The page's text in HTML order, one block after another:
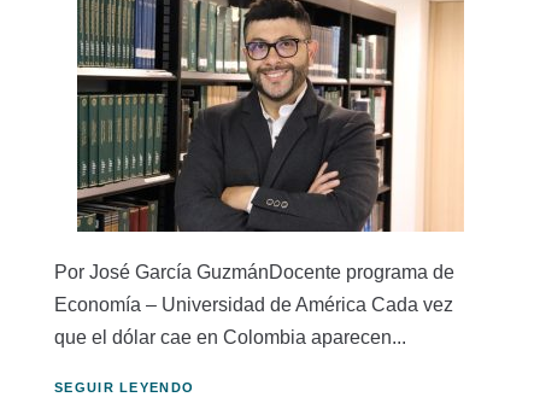
Por José García GuzmánDocente programa de
Economía – Universidad de América Cada vez
que el dólar cae en Colombia aparecen...
SEGUIR LEYENDO